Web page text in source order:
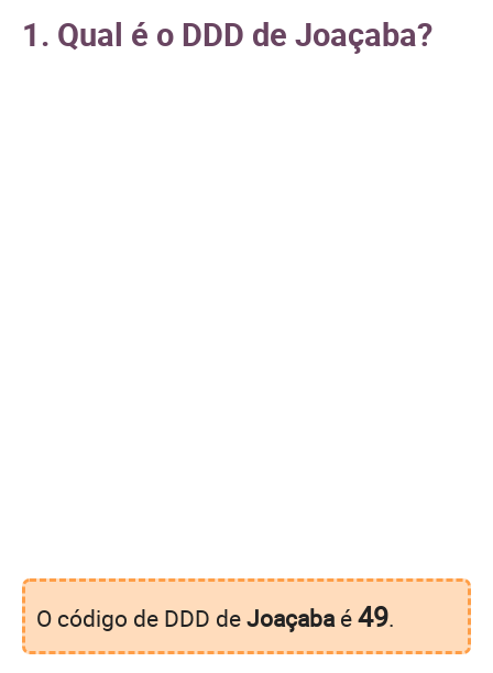
1. Qual é o DDD de Joaçaba?
O código de DDD deJoaçaba é49.